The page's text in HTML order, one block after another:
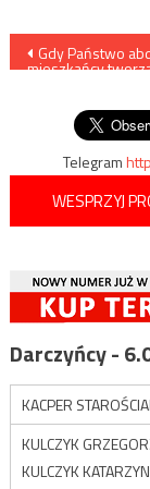
wpisu
Gdy Państwo
mieszkańcy
Telegram
WESPRZYJ
Darczyńcy -
KACPER
KULCZYK
KULCZYK